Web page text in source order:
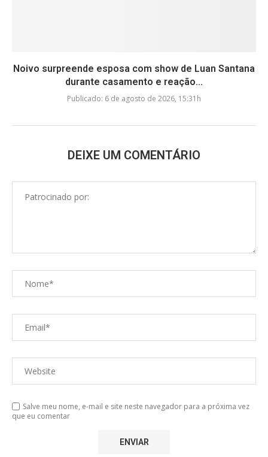
Noivo surpreende esposa com show de Luan Santana
durante casamento e reação...
Publicado: 6 de agosto de 2026, 15:31h
DEIXE UM COMENTÁRIO
Salve meu nome, e-mail e site neste navegador para a próxima vez
que eu comentar